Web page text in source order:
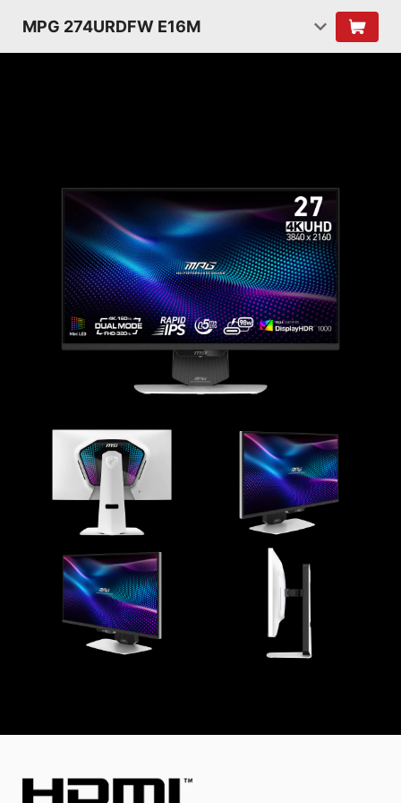
MPG 274URDFW E16M